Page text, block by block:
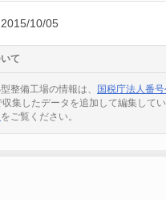
2015/10/05
て
整備工場の情報は、
国税庁法人番
集したデータを追加して編集してい
をご覧ください。